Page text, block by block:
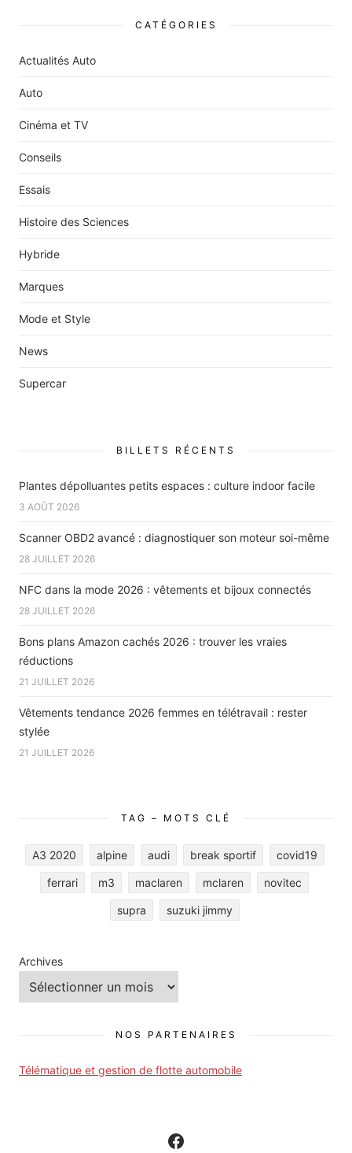
CATÉGORIES
Actualités Auto
Auto
Cinéma et TV
Conseils
Essais
Histoire des Sciences
Hybride
Marques
Mode et Style
News
Supercar
BILLETS RÉCENTS
Plantes dépolluantes petits espaces : culture indoor facile
3 AOÛT 2026
Scanner OBD2 avancé : diagnostiquer son moteur soi-même
28 JUILLET 2026
NFC dans la mode 2026 : vêtements et bijoux connectés
28 JUILLET 2026
Bons plans Amazon cachés 2026 : trouver les vraies
réductions
21 JUILLET 2026
Vêtements tendance 2026 femmes en télétravail : rester
stylée
21 JUILLET 2026
TAG – MOTS CLÉ
A3 2020 alpine audi break sportif covid19
ferrari m3 maclaren mclaren novitec
supra suzuki jimmy
Archives
NOS PARTENAIRES
Télématique et gestion de flotte automobile